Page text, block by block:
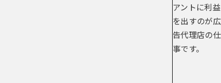
アントに利益
を出すのが広
告代理店の仕
事です。